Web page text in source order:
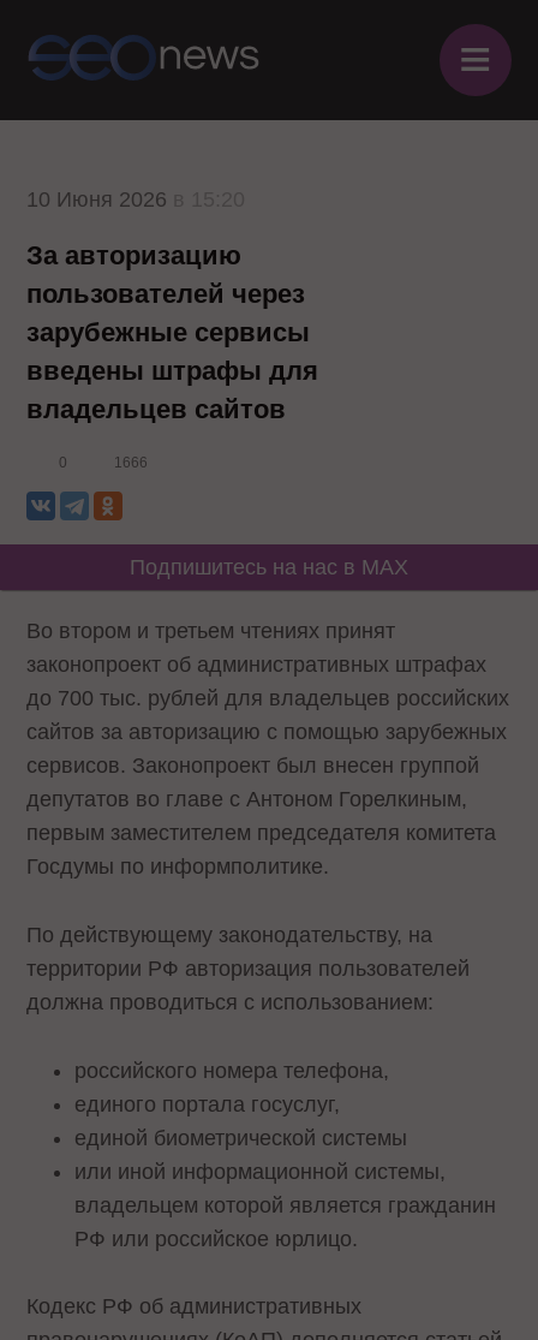
≡
10 Июня 2026
За авторизацию
пользователей через
зарубежные сервисы
введены штрафы для
владельцев сайтов
0 1666
Подпишитесь на нас в MAX
Во втором и третьем чтениях принят
законопроект об административных штрафах
до 700 тыс. рублей для владельцев российских
сайтов за авторизацию с помощью зарубежных
сервисов. Законопроект был внесен группой
депутатов во главе с Антоном Горелкиным,
первым заместителем председателя комитета
Госдумы по информполитике.
По действующему законодательству, на
территории РФ авторизация пользователей
должна проводиться с использованием:
российского номера телефона,
единого портала госуслуг,
единой биометрической системы
или иной информационной системы,
владельцем которой является гражданин
РФ или российское юрлицо.
Кодекс РФ об административных